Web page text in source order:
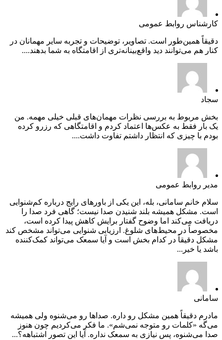
کارشناس روابط عمومی
دقیقاً همین‌طور است. تصاویر، توضیحات و تجربه سایر مهمانان در
کنار هم می‌توانند دید واقع‌بینانه‌تری از اقامتگاه به شما بدهند....
سجاد
بخش مربوط به بررسی نظرات مهمان‌های قبلی خیلی مهمه. من
یک بار فقط به عکس‌ها اعتماد کردم و اقامتگاهی که رزرو کرده
بودم با چیزی که انتظار داشتم تفاوت داشت....
مدیر روابط عمومی
سلام خانم سامانی، بله، این یکی از باورهای رایج درباره کم‌شنوایی
است. مشکل همیشه بلند شنیدن صدا نیست؛ گاهی فرد صدا را
دریافت می‌کند اما وضوح گفتار برایش کاهش پیدا کرده است،
مخصوصاً در محیط‌های شلوغ. ارزیابی شنوایی می‌تواند مشخص کند
مشکل دقیقاً در کدام بخش است و آیا سمعک می‌تواند کمک‌کننده
باشد یا خیر...
سامانی
مادرم دقیقاً همین مشکل رو داره. صداها رو می‌شنوه ولی همیشه
می‌گه «کلمات رو متوجه نمی‌شم». ما فکر می‌کردیم چون هنوز
صدا می‌شنوه، پس نیازی به سمعک نداره. آیا این تصور اشتباهه؟...